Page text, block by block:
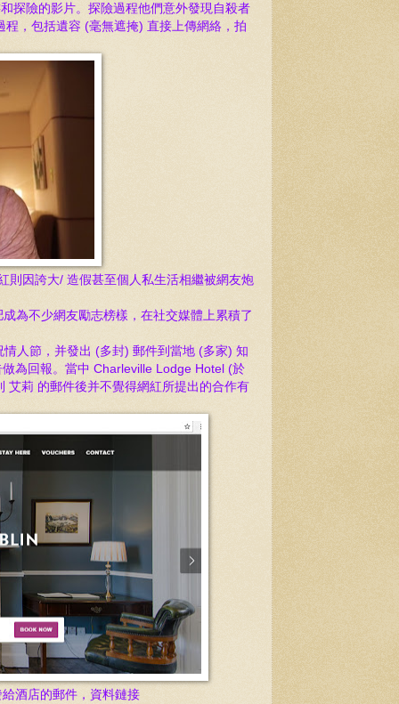
探險的影片。 探險過程他們意外發現自殺者
程，包括遺容 (毫無遮掩) 直接上傳網絡，拍
則因誇大/ 造假甚至個人私生活相繼被網友炮
為不少網友勵志榜樣，在社交媒體上累積了
人節，并發出 (多封) 郵件到當地 (多家) 知
為回報。當中 Charleville Lodge Hotel (於
艾莉 的郵件後并不覺得網紅所提出的合作有
酒店的郵件，資料鏈接